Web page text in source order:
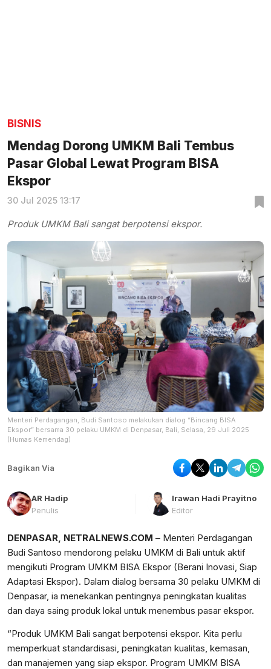
BISNIS
Mendag Dorong UMKM Bali Tembus
Pasar Global Lewat Program BISA
Ekspor
30 Jul 2025 13:17
Produk UMKM Bali sangat berpotensi ekspor.
Menteri Perdagangan, Budi Santoso melakukan dialog “Bincang BISA
Ekspor” bersama 30 pelaku UMKM di Denpasar, Bali, Selasa, 29 Juli 2025
(Humas Kemendag)
Bagikan Via
AR Hadip
Penulis
Irawan Hadi Prayitno
Editor
DENPASAR, NETRALNEWS.COM – Menteri Perdagangan
Budi Santoso mendorong pelaku UMKM di Bali untuk aktif
mengikuti Program UMKM BISA Ekspor (Berani Inovasi, Siap
Adaptasi Ekspor). Dalam dialog bersama 30 pelaku UMKM di
Denpasar, ia menekankan pentingnya peningkatan kualitas
dan daya saing produk lokal untuk menembus pasar ekspor.
“Produk UMKM Bali sangat berpotensi ekspor. Kita perlu
memperkuat standardisasi, peningkatan kualitas, kemasan,
dan manajemen yang siap ekspor. Program UMKM BISA